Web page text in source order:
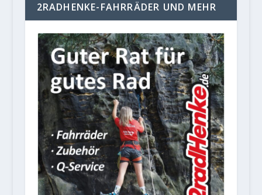
2RADHENKE-FAHRRÄDER UND MEHR